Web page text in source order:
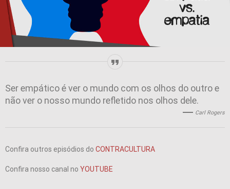
Ser empático é ver o mundo com os olhos do outro e
não ver o nosso mundo refletido nos olhos dele.
Carl Rogers
Confira outros episódios do CONTRACULTURA
Confira nosso canal no YOUTUBE